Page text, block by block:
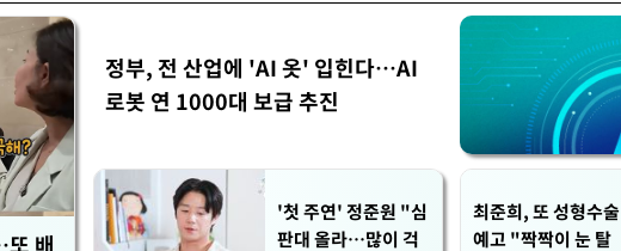
배
정부, 전 산업에 'AI 옷' 입힌다…AI
로봇 연 1000대 보급 추진
'첫 주연' 정준원 "심
판대 올라…많이 걱
최준희, 또 성형수술
예고 "짝짝이 눈 탈